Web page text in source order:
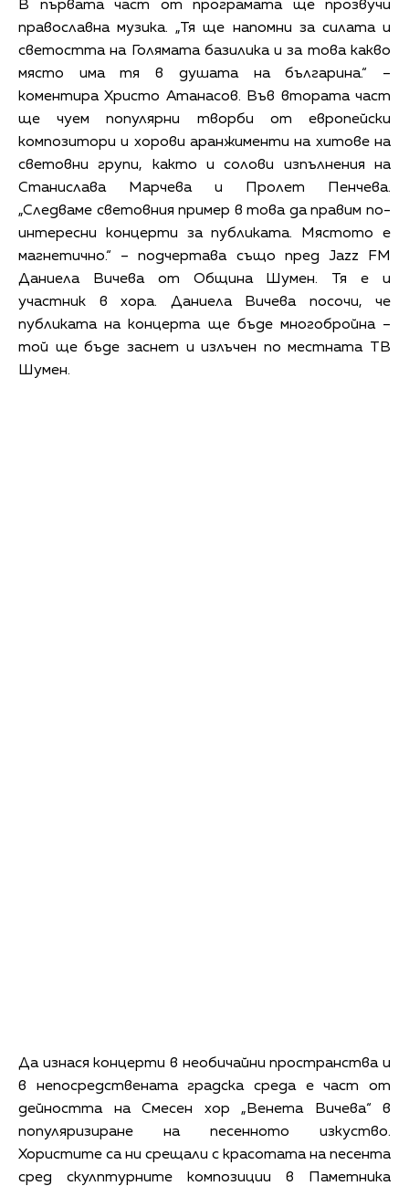
В първата част от програмата ще прозвучи
православна музика. „Тя ще напомни за силата и
светостта на Голямата базилика и за това какво
място има тя в душата на българина.“ –
коментира Христо Атанасов. Във втората част
ще чуем популярни творби от европейски
композитори и хорови аранжименти на хитове на
световни групи, както и солови изпълнения на
Станислава Марчева и Пролет Пенчева.
„Следваме световния пример в това да правим по-
интересни концерти за публиката. Мястото е
магнетично.“ – подчертава също пред Jazz FM
Даниела Вичева от Община Шумен. Тя е и
участник в хора. Даниела Вичева посочи, че
публиката на концерта ще бъде многобройна –
той ще бъде заснет и излъчен по местната ТВ
Шумен.
Да изнася концерти в необичайни пространства и
в непосредствената градска среда е част от
дейността на Смесен хор „Венета Вичева“ в
популяризиране на песенното изкуство.
Хористите са ни срещали с красотата на песента
сред скулптурните композиции в Паметника